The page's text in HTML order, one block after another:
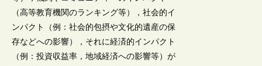
（高等教育機関のランキング等），社会的イ
ンパクト（例：社会的包摂や文化的遺産の保
存などへの影響），それに経済的インパクト
（例：投資収益率，地域経済への影響等）が